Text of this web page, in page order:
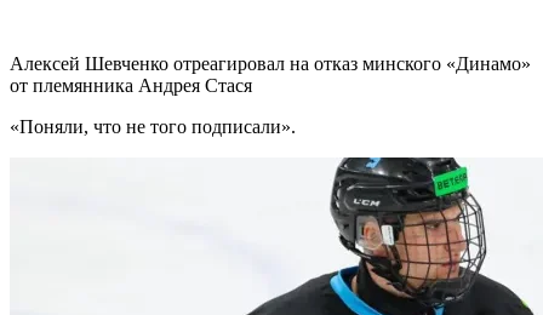
Алексей Шевченко отреагировал на отказ минского «Динамо»
от племянника Андрея Стася
«Поняли, что не того подписали».